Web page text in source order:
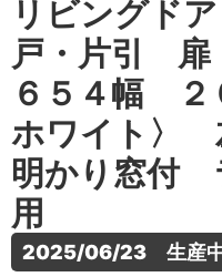
リビングド
戸・片引
６５４幅
ホワイト〉
明かり窓付
用
2025/06/23　生産